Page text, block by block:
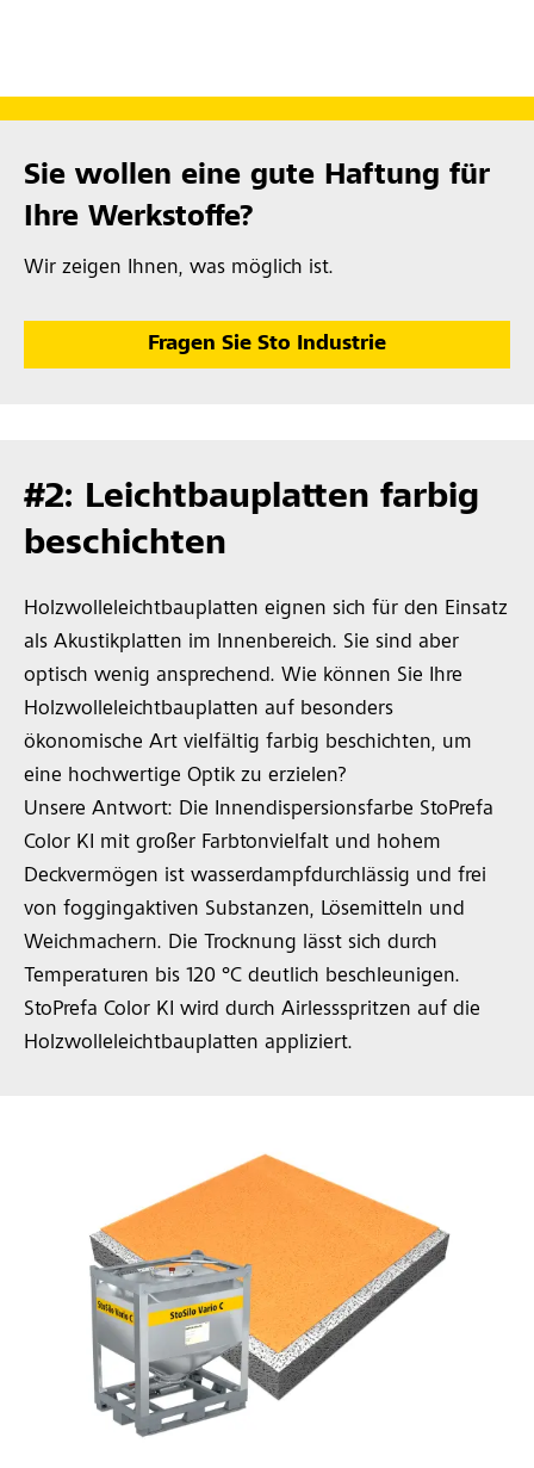
Sie wollen eine gute Haftung für
Ihre Werkstoffe?
Wir zeigen Ihnen, was möglich ist.
Fragen Sie Sto Industrie
#2: Leichtbauplatten farbig
beschichten
Holzwolleleichtbauplatten eignen sich für den Einsatz
als Akustikplatten im Innenbereich. Sie sind aber
optisch wenig ansprechend. Wie können Sie Ihre
Holzwolleleichtbauplatten auf besonders
ökonomische Art vielfältig farbig beschichten, um
eine hochwertige Optik zu erzielen?
Unsere Antwort: Die Innendispersionsfarbe StoPrefa
Color KI mit großer Farbtonvielfalt und hohem
Deckvermögen ist wasserdampfdurchlässig und frei
von foggingaktiven Substanzen, Lösemitteln und
Weichmachern. Die Trocknung lässt sich durch
Temperaturen bis 120 °C deutlich beschleunigen.
StoPrefa Color KI wird durch Airlessspritzen auf die
Holzwolleleichtbauplatten appliziert.